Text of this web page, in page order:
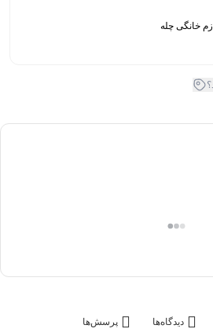
خانگی چله
دیدگاه‌ها پرسش‌ها